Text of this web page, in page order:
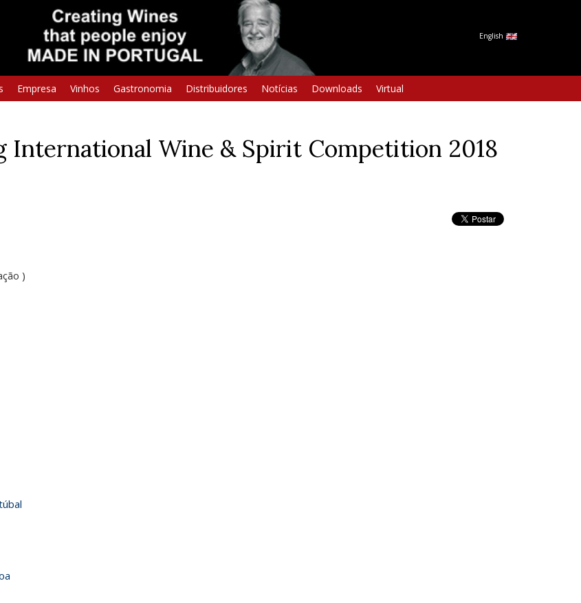
English
Empresa Vinhos Gastronomia Distribuidores Notícias Downloads Virtual
International Wine & Spirit Competition 2018
)